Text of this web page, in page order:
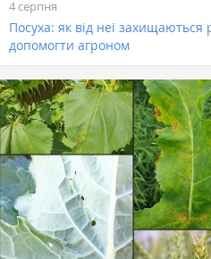
4 серпня
Посуха: як від неї
допомогти агроном